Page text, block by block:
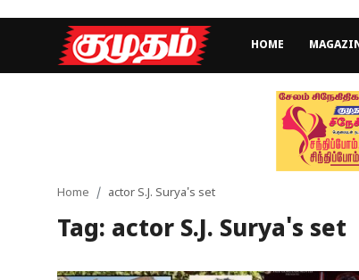
HOME
Games
Videos
Home actor S.J. Surya's set
Tag: actor S.J. Surya's set